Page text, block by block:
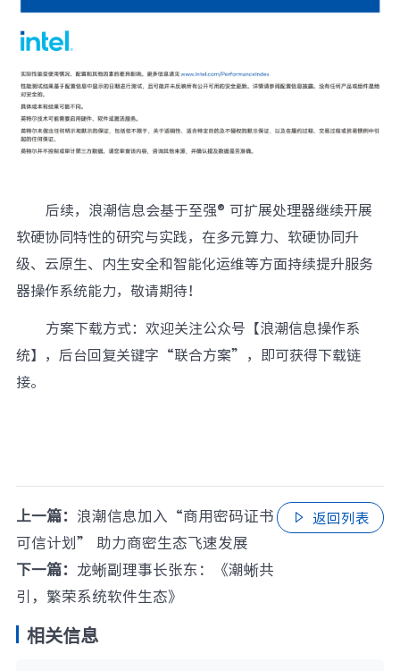
后续，浪潮信息会基于至强® 可扩展处理器继续开展
软硬协同特性的研究与实践，在多元算力、软硬协同升
级、云原生、内生安全和智能化运维等方面持续提升服务
器操作系统能力，敬请期待！
方案下载方式：欢迎关注公众号【浪潮信息操作系
统】，后台回复关键字“联合方案”，即可获得下载链
接。
上一篇： 浪潮信息加入“商用密码证书
可信计划” 助力商密生态飞速发展
下一篇： 龙蜥副理事长张东：《潮蜥共
引，繁荣系统软件生态》
 返回列表
相关信息